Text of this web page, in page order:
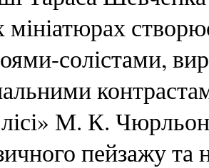
мініатюрах
солістами,
М. К.
пейзажу та